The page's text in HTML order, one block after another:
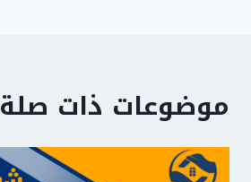
موضوعات ذات صلة